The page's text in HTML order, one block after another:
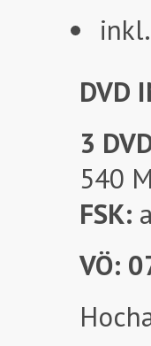
DVD
3
540
FSK:
VÖ: